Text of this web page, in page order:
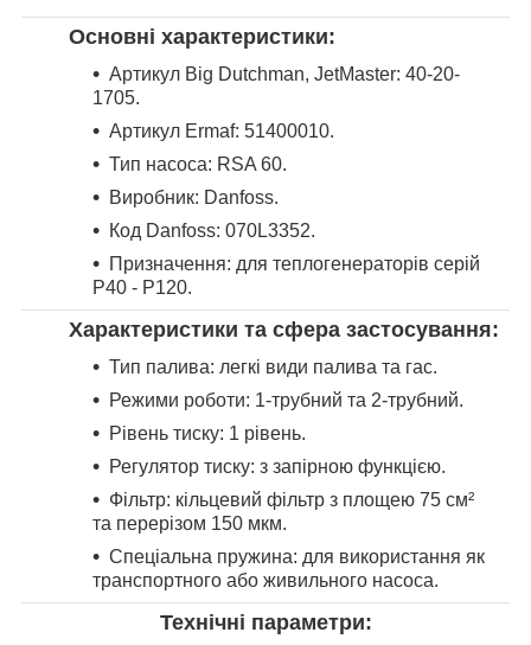
Основні характеристики:
Артикул Big Dutchman, JetMaster: 40-20-
1705.
Артикул Ermaf: 51400010.
Тип насоса: RSA 60.
Виробник: Danfoss.
Код Danfoss: 070L3352.
Призначення: для теплогенераторів серій
P40 - P120.
Характеристики та сфера застосування:
Тип палива: легкі види палива та гас.
Режими роботи: 1-трубний та 2-трубний.
Рівень тиску: 1 рівень.
Регулятор тиску: з запірною функцією.
Фільтр: кільцевий фільтр з площею 75 см²
та перерізом 150 мкм.
Спеціальна пружина: для використання як
транспортного або живильного насоса.
Технічні параметри: